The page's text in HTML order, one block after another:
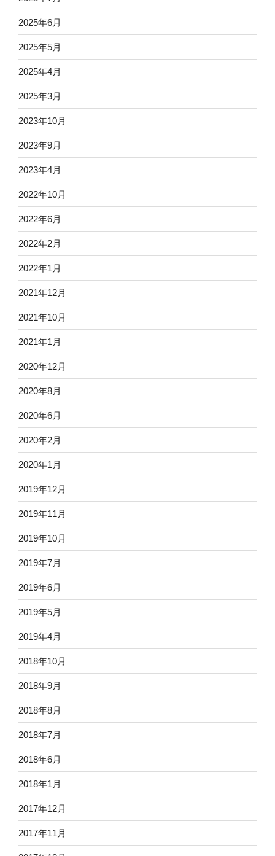
2025年6月
2025年5月
2025年4月
2025年3月
2023年10月
2023年9月
2023年4月
2022年10月
2022年6月
2022年2月
2022年1月
2021年12月
2021年10月
2021年1月
2020年12月
2020年8月
2020年6月
2020年2月
2020年1月
2019年12月
2019年11月
2019年10月
2019年7月
2019年6月
2019年5月
2019年4月
2018年10月
2018年9月
2018年8月
2018年7月
2018年6月
2018年1月
2017年12月
2017年11月